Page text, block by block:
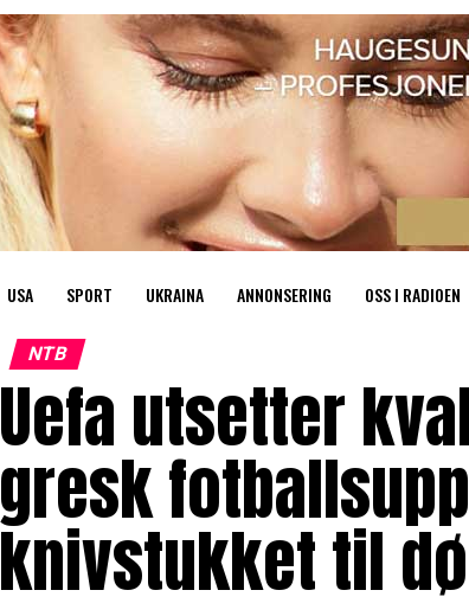
USA SPORT UKRAINA ANNONSERING OSS I RADIOEN
NTB
Uefa utsetter
gresk
knivstukket til